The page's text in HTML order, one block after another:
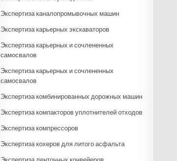
Экспертиза каналопромывочных машин
Экспертиза карьерных экскаваторов
Экспертиза карьерных и сочлененных
самосвалов
Экспертиза карьерных и сочлененных
самосвалов
Экспертиза комбинированных дорожных машин
Экспертиза компакторов уплотнителей отходов
Экспертиза компрессоров
Экспертиза кохеров для литого асфальта